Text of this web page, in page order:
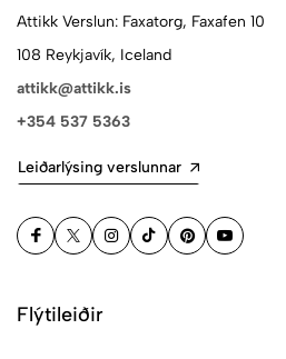
Attikk Verslun: Faxatorg, Faxafen 10
108 Reykjavík, Iceland
attikk@attikk.is
+354 537 5363
Leiðarlýsing verslunnar
Flýtileiðir